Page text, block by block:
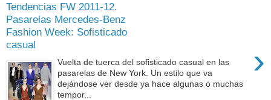
Tendencias FW 2011-12.
Pasarelas Mercedes-Benz
Fashion Week: Sofisticado
casual
›
Vuelta de tuerca del sofisticado casual en las
pasarelas de New York. Un estilo que va
dejándose ver desde ya hace algunas o muchas
tempor...